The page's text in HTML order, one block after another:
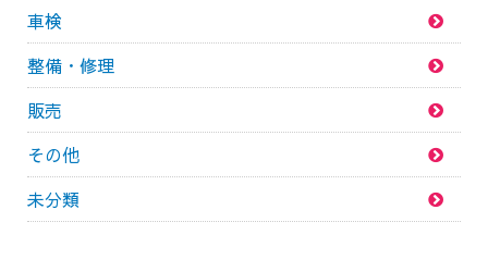
車検
整備・修理
販売
その他
未分類